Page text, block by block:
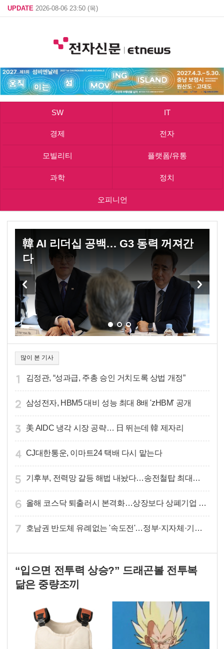
UPDATE 2026-08-06 23:50 (목)
SW IT
경제 전자
모빌리티 플랫폼/유통
과학 정치
오피니언
韓 AI 리더십 공백… G3 동력 꺼져간
다
많이 본 기사
김정관, “성과급, 주총 승인 거치도록 상법 개정”
삼성전자, HBM5 대비 성능 최대 8배 'zHBM' 공개
美 AIDC 냉각 시장 공략… 日 뛰는데 韓 제자리
CJ대한통운, 이마트24 택배 다시 맡는다
기후부, 전력망 갈등 해법 내놨다…송전철탑 최대
40% 감축·지중화 확대
올해 코스닥 퇴출러시 본격화…상장보다 상폐기업 더
많아질듯
호남권 반도체 유례없는 '속도전'…정부·지자체·기관·
“입으면 전투력 상승?” 드래곤볼 전투복
닮은 중량조끼